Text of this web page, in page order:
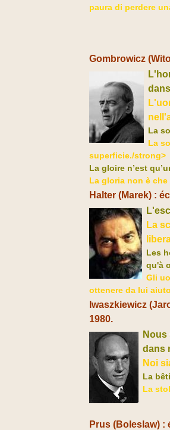
paura di perdere
Gombrowicz
La
La
superficie./strong>
La gloire n’est
La gloria non è
Halter (Marek) :
La
Les
qu'à
Gli
ottenere da lui
Iwaszkiewicz (
1980.
Nous
dans
Noi
La
La
Prus (Boleslaw) :